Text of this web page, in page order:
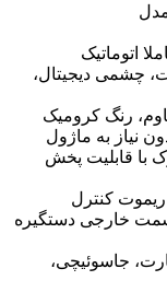
اتوماتیک
چشمی دیجیتال،
رنگ کرومیک
نیاز به ماژول
با قابلیت پخش
کنترل
خارجی دستگیره
جاسوئیچی،